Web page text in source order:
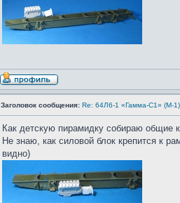
Заголовок сообщения: Re: 64Л6-1 «Гамма-С1» (М-
Как детскую пирамидку собираю общие
Не знаю, как силовой блок крепится к
видно)